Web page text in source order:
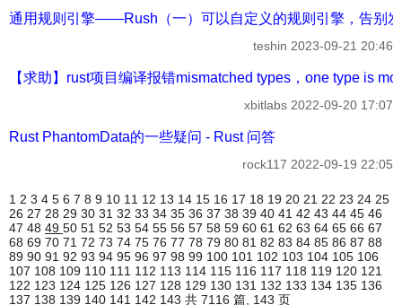
通用规则引擎——Rush（一）可以自定义的规则引擎，告别
teshin 2023-09-21 20:46
【求助】rust项目编译报错mismatched types，one type is
xbitlabs 2022-09-20 17:07
Rust PhantomData的一些疑问 - Rust 问答
rock117 2022-09-19 22:05
1 2 3 4 5 6 7 8 9 10 11 12 13 14 15 16 17 18 19 20 21 22 23 24 25
26 27 28 29 30 31 32 33 34 35 36 37 38 39 40 41 42 43 44 45 46
47 48 49 50 51 52 53 54 55 56 57 58 59 60 61 62 63 64 65 66 67
68 69 70 71 72 73 74 75 76 77 78 79 80 81 82 83 84 85 86 87 88
89 90 91 92 93 94 95 96 97 98 99 100 101 102 103 104 105 106
107 108 109 110 111 112 113 114 115 116 117 118 119 120 121
122 123 124 125 126 127 128 129 130 131 132 133 134 135 136
137 138 139 140 141 142 143 共 7116 篇, 143 页